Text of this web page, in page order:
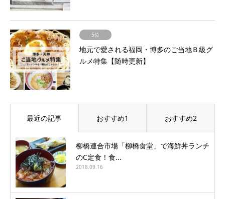
5位
地元で愛される福岡・博多のご当地Ｂ級グ
ルメ特集【随時更新】
最近の記事 おすすめ1 おすすめ2
柳橋連合市場「柳橋食堂」で海鮮丼ランチ
のC定食！食...
2018.09.16